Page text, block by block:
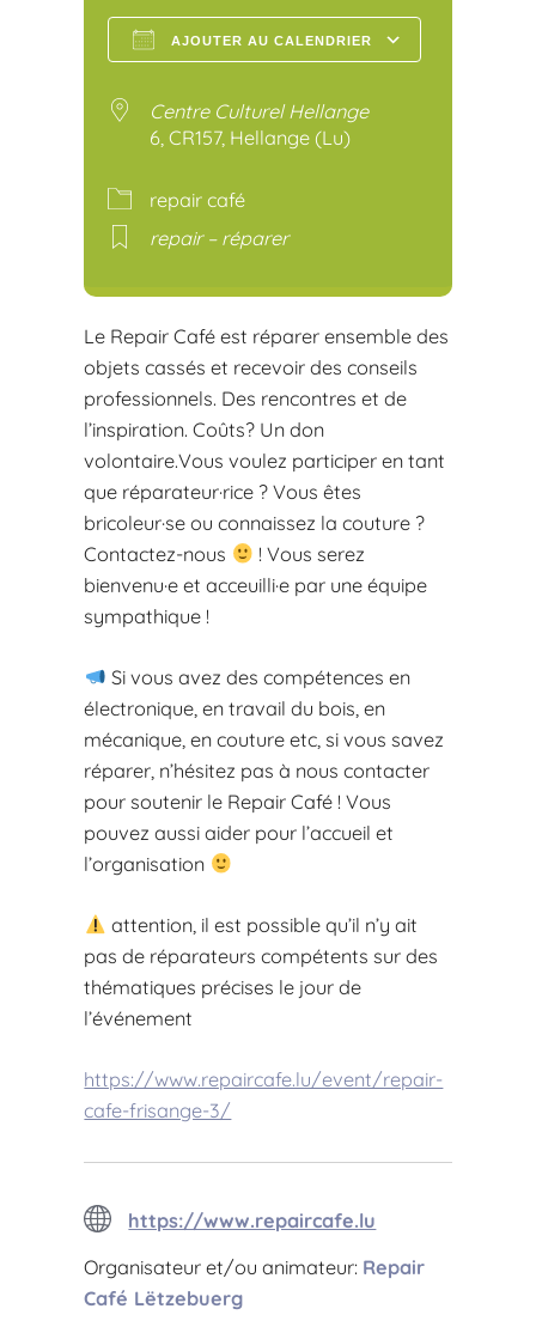
AJOUTER AU CALENDRIER
Centre Culturel Hellange
6, CR157, Hellange (Lu)
repair café
repair – réparer
Le Repair Café est réparer ensemble des
objets cassés et recevoir des conseils
professionnels. Des rencontres et de
l’inspiration. Coûts? Un don
volontaire.Vous voulez participer en tant
que réparateur·rice ? Vous êtes
bricoleur·se ou connaissez la couture ?
Contactez-nous
! Vous serez
bienvenu·e et acceuilli·e par une équipe
sympathique !
Si vous avez des compétences en
électronique, en travail du bois, en
mécanique, en couture etc, si vous savez
réparer, n’hésitez pas à nous contacter
pour soutenir le Repair Café ! Vous
pouvez aussi aider pour l’accueil et
l’organisation
attention, il est possible qu’il n’y ait
pas de réparateurs compétents sur des
thématiques précises le jour de
l’événement
https://www.repaircafe.lu/event/repair-
cafe-frisange-3/
https://www.repaircafe.lu
Organisateur et/ou animateur: Repair
Café Lëtzebuerg